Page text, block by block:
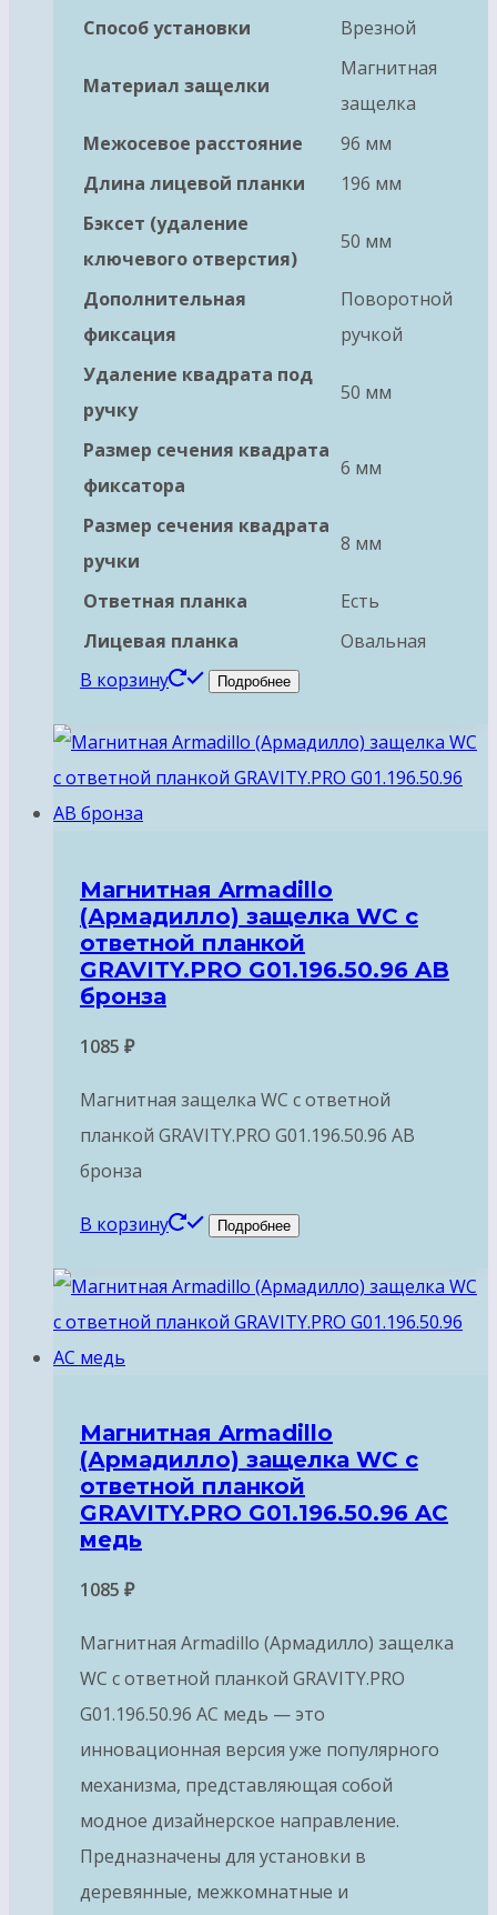
Способ установки
Врезной
Материал защелки
Магнитная
защелка
Межосевое расстояние
96 мм
Длина лицевой планки
196 мм
Бэксет (удаление
ключевого отверстия)
50 мм
Дополнительная
фиксация
Поворотной
ручкой
Удаление квадрата под
ручку
50 мм
Размер сечения квадрата
фиксатора
6 мм
Размер сечения квадрата
ручки
8 мм
Ответная планка
Есть
Лицевая планка
Овальная
В корзину
Подробнее
Магнитная Armadillo
(Армадилло) защелка WC с
ответной планкой
GRAVITY.PRO G01.196.50.96 AB
бронза
1085 ₽
Магнитная защелка WC с ответной
планкой GRAVITY.PRO G01.196.50.96 AB
бронза
В корзину Подробнее
Магнитная Armadillo
(Армадилло) защелка WC с
ответной планкой
GRAVITY.PRO G01.196.50.96 AC
медь
1085 ₽
Магнитная Armadillo (Армадилло) защелка
WC с ответной планкой GRAVITY.PRO
G01.196.50.96 AC медь — это
инновационная версия уже популярного
механизма, представляющая собой
модное дизайнерское направление.
Предназначены для установки в
деревянные, межкомнатные и